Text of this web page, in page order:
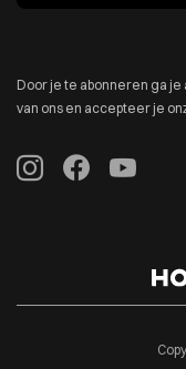
Door je te abonneren ga
van ons en accepteer je